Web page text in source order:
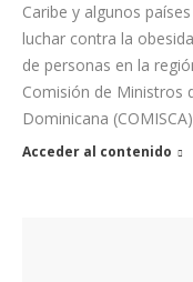
Caribe y algunos
luchar contra la
de personas en la
Comisión de Ministros
Dominicana
Acceder al contenido